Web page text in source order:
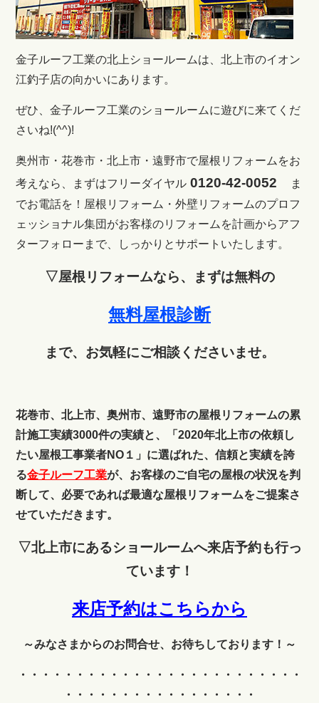
金子ルーフ工業の北上ショールームは、北上市のイオン
江釣子店の向かいにあります。
ぜひ、金子ルーフ工業のショールームに遊びに来てくだ
さいね!(^^)!
奥州市・花巻市・北上市・遠野市で屋根リフォームをお
考えなら、まずはフリーダイヤル 0120-42-0052
ま
でお電話を！ 屋根リフォーム・外壁リフォームのプロフ
ェッショナル集団がお客様のリフォームを計画からアフ
ターフォローまで、しっかりとサポートいたします。
▽屋根リフォームなら、まずは無料の
無料屋根診断
まで、お気軽にご相談くださいませ。
花巻市、北上市、奥州市、遠野市の屋根リフォームの累
計施工実績3000件の実績と、「2020年北上市の依頼し
たい屋根工事業者NO１」に選ばれた、信頼と実績を誇
る金子ルーフ工業が、お客様のご自宅の屋根の状況を判
断して、必要であれば最適な屋根リフォームをご提案さ
せていただきます。
▽北上市にあるショールームへ来店予約も行っ
ています！
来店予約はこちらから
～みなさまからのお問合せ、お待ちしております！～
・・・・・・・・・・・・
・・・・・・・・・・・・・
・・・・・・・・・・・・・・・・・